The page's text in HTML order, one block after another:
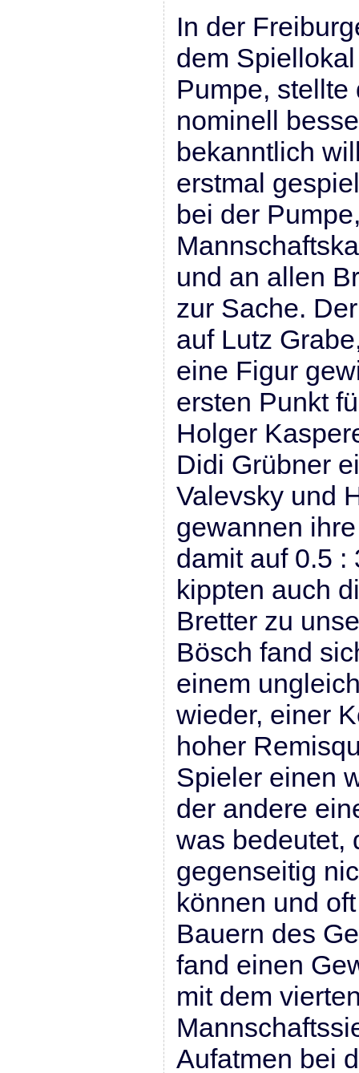
In der
dem
Pumpe, stellte
nominell
bekanntlich
erstmal
bei der
und an allen
zur Sache.
auf Lutz
eine Figur
ersten Punkt
Holger
Didi Grübner
Valevsky und
gewannen
damit auf 0.5
kippten auch
Bretter zu
Bösch fand
einem
wieder, einer
hoher
Spieler einen
der andere
was bedeutet,
gegenseitig
können und
Bauern des
fand einen
mit dem
Aufatmen bei